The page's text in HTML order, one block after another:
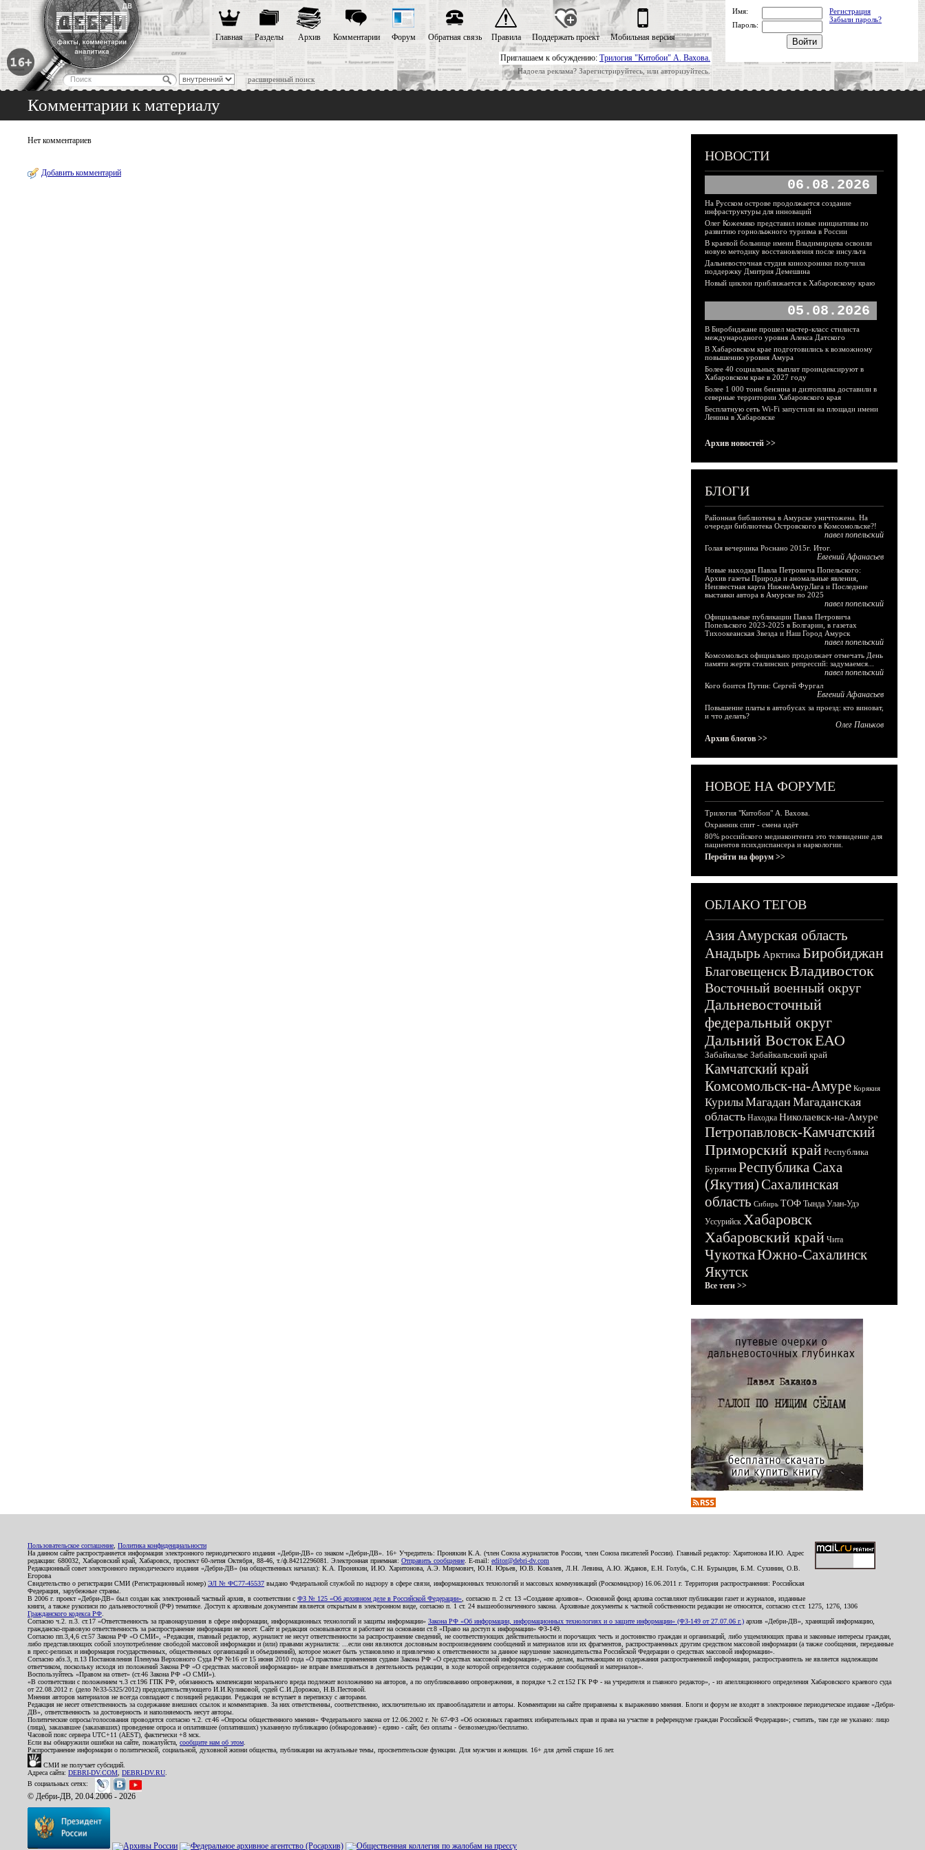
Приглашаем к обсуждению: Трилогия "Китобои" А. Вахова.
Надоела реклама? Зарегистрируйтесь, или авторизуйтесь.
расширенный поиск
Главная Разделы Архив Комментарии Форум Обратная связь Правила Поддержать проект Мобильная версия
Имя:
Регистрация
Забыли пароль?
Пароль:
Комментарии к материалу
Нет комментариев
Добавить комментарий
НОВОСТИ
06.08.2026
На Русском острове продолжается создание
инфраструктуры для инноваций
Олег Кожемяко представил новые инициативы по
развитию горнолыжного туризма в России
В краевой больнице имени Владимирцева освоили
новую методику восстановления после инсульта
Дальневосточная студия кинохроники получила
поддержку Дмитрия Демешина
Новый циклон приближается к Хабаровскому краю
05.08.2026
В Биробиджане прошел мастер-класс стилиста
международного уровня Алекса Датского
В Хабаровском крае подготовились к возможному
повышению уровня Амура
Более 40 социальных выплат проиндексируют в
Хабаровском крае в 2027 году
Более 1 000 тонн бензина и дизтоплива доставили в
северные территории Хабаровского края
Бесплатную сеть Wi-Fi запустили на площади имени
Ленина в Хабаровске
Архив новостей >>
БЛОГИ
Районная библиотека в Амурске уничтожена. На
очереди библиотека Островского в Комсомольске?!
павел попельский
Голая вечеринка Роснано 2015г. Итог.
Евгений Афанасьев
Новые находки Павла Петровича Попельского:
Архив газеты Природа и аномальные явления,
Неизвестная карта НижнеАмурЛага и Последние
выставки автора в Амурске по 2025
павел попельский
Официальные публикации Павла Петровича
Попельского 2023-2025 в Болгарии, в газетах
Тихоокеанская Звезда и Наш Город Амурск
павел попельский
Комсомольск официально продолжает отмечать День
памяти жертв сталинских репрессий: задумаемся...
павел попельский
Кого боится Путин: Сергей Фургал
Евгений Афанасьев
Повышение платы в автобусах за проезд: кто виноват,
и что делать?
Олег Паньков
Архив блогов >>
НОВОЕ НА ФОРУМЕ
Трилогия "Китобои" А. Вахова.
Охранник спит - смена идёт
80% российского медиаконтента это телевидение для
пациентов психдиспансера и наркологии.
Перейти на форум >>
ОБЛАКО ТЕГОВ
АзияАмурская область
Анадырь Арктика Биробиджан
БлаговещенскВладивосток
Восточный военный округ
Дальневосточный
федеральный округ
Дальний ВостокЕАО
Забайкалье Забайкальский край
Камчатский край
Комсомольск-на-Амуре Корякия
КурилыМагадан Магаданская
область Находка Николаевск-на-Амуре
Петропавловск-Камчатский
Приморский край Республика
Бурятия Республика Саха
(Якутия)Сахалинская
область Сибирь ТОФ Тында Улан-Удэ
Уссурийск Хабаровск
Хабаровский край Чита
ЧукоткаЮжно-Сахалинск
Якутск
Все теги >>
Пользовательское соглашение Политика конфиденциальности
На данном сайте распространяется информация электронного периодического издания «Дебри-ДВ» со знаком «Дебри-ДВ». 16+ Учредитель: Пронякин К.А. (член Союза журналистов России, член Союза писателей России). Главный редактор: Харитонова И.Ю. Адрес
редакции: 680032, Хабаровский край, Хабаровск, проспект 60-летия Октября, 88-46, т./ф.84212296081. Электронная приемная: Отправить сообщение . E-mail: editor@debri-dv.com
Редакционный совет электронного периодического издания «Дебри-ДВ» (на общественных началах): К.А. Пронякин, И.Ю. Харитонова, А.Э. Мирмович, Ю.Н. Юрьев, Ю.В. Ковалев, Л.Н. Левина, А.Ю. Жданов, Е.Н. Голубь, С.Н. Бурындин, Б.М. Сухинин, О.В.
Егорова
Свидетельство о регистрации СМИ (Регистрационный номер) ЭЛ № ФС77-45537 выдано Федеральной службой по надзору в сфере связи, информационных технологий и массовых коммуникаций (Роскомнадзор) 16.06.2011 г. Территория распространения: Российская
Федерация, зарубежные страны.
В 2006 г. проект «Дебри-ДВ» был создан как электронный частный архив, в соответствии с ФЗ № 125 «Об архивном деле в Российской Федерации» , согласно п. 2 ст. 13 «Создание архивов». Основной фонд архива составляют публикации газет и журналов, изданные
книги, а также рукописи по дальневосточной (РФ) тематике. Доступ к архивным документам является открытым в электронном виде, согласно п. 1 ст. 24 вышеобозначенного закона. Архивные документы к частной собственности редакции не относятся, согласно ст.ст. 1275, 1276, 1306
Гражданского кодекса РФ
Согласно ч.2. п.3. ст.17 «Ответственность за правонарушения в сфере информации, информационных технологий и защиты информации» Закона РФ «Об информации, информационных технологиях и о защите информации» (ФЗ-149 от 27.07.06 г.) архив «Дебри-ДВ», хранящий информацию,
гражданско-правовую ответственность за распространение информации не несет. Сайт и редакция основываются и работают на основании ст.8 «Право на доступ к информации» ФЗ-149.
Согласно пп.3,4,6 ст.57 Закона РФ «О СМИ», «Редакция, главный редактор, журналист не несут ответственности за распространение сведений, не соответствующих действительности и порочащих честь и достоинство граждан и организаций, либо ущемляющих права и законные интересы граждан,
либо представляющих собой злоупотребление свободой массовой информации и (или) правами журналиста: ...если они являются дословным воспроизведением сообщений и материалов или их фрагментов, распространенных другим средством массовой информации (а также сообщения, переданные
в пресс-релизах и информация государственных, общественных организаций и объединений), которое может быть установлено и привлечено к ответственности за данное нарушение законодательства Российской Федерации о средствах массовой информации».
Согласно абз.3, п.13 Постановления Пленума Верховного Суда РФ №16 от 15 июня 2010 года «О практике применения судами Закона РФ «О средствах массовой информации», «по делам, вытекающим из содержания распространенной информации, распространитель не является надлежащим
ответчиком, поскольку исходя из положений Закона РФ «О средствах массовой информации» не вправе вмешиваться в деятельность редакции, в ходе которой определяется содержание сообщений и материалов».
Воспользуйтесь «Правом на ответ» (ст.46 Закона РФ «О СМИ»).
«В соответствии с положением ч.3 ст.196 ГПК РФ, обязанность компенсации морального вреда подлежит возложению на авторов, а по опубликованию опровержения, в порядке ч.2 ст.152 ГК РФ - на учредителя и главного редактор», - из апелляционного определения Хабаровского краевого суда
от 22.08.2012 г. (дело №33-5325/2012) председательствующего И.И.Куликовой, судей С.И.Дорожко, Н.В.Пестовой.
Мнения авторов материалов не всегда совпадают с позицией редакции. Редакция не вступает в переписку с авторами.
Редакция не несет ответственность за содержание внешних ссылок и комментариев. За них ответственны, соответственно, исключительно их правообладатели и авторы. Комментарии на сайте приравнены к выражению мнения. Блоги и форум не входят в электронное периодическое издание «Дебри-
ДВ», ответственность за достоверность и наполняемость несут авторы.
Политические опросы/голосования проводятся согласно ч.2. ст.46 «Опросы общественного мнения» Федерального закона от 12.06.2002 г. № 67-ФЗ «Об основных гарантиях избирательных прав и права на участие в референдуме граждан Российской Федерации»; считать, там где не указано: лицо
(лица), заказавшее (заказавших) проведение опроса и оплатившее (оплативших) указанную публикацию (обнародование) - едино - сайт, без оплаты - безвозмездно/бесплатно.
Часовой пояс сервера UTC+11 (AEST), фактически +8 мск.
Если вы обнаружили ошибки на сайте, пожалуйста, сообщите нам об этом
Распространение информации о политической, социальной, духовной жизни общества, публикации на актуальные темы, просветительские функции. Для мужчин и женщин. 16+ для детей старше 16 лет.
СМИ не получает субсидий.
Адреса сайта: DEBRI-DV.COM DEBRI-DV.RU
В социальных сетях:
© Дебри-ДВ, 20.04.2006 - 2026